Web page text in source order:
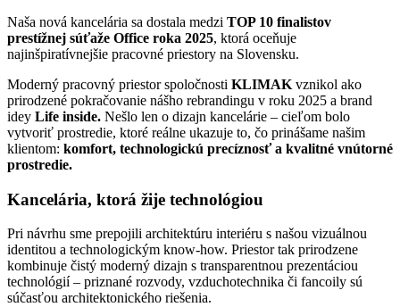
Naša nová kancelária sa dostala medzi TOP 10 finalistov
prestížnej súťaže Office roka 2025, ktorá oceňuje
najinšpiratívnejšie pracovné priestory na Slovensku.
Moderný pracovný priestor spoločnosti KLIMAK vznikol ako
prirodzené pokračovanie nášho rebrandingu v roku 2025 a brand
idey Life inside. Nešlo len o dizajn kancelárie – cieľom bolo
vytvoriť prostredie, ktoré reálne ukazuje to, čo prinášame našim
klientom: komfort, technologickú precíznosť a kvalitné vnútorné
prostredie.
Kancelária, ktorá žije technológiou
Pri návrhu sme prepojili architektúru interiéru s našou vizuálnou
identitou a technologickým know-how. Priestor tak prirodzene
kombinuje čistý moderný dizajn s transparentnou prezentáciou
technológií – priznané rozvody, vzduchotechnika či fancoily sú
súčasťou architektonického riešenia.